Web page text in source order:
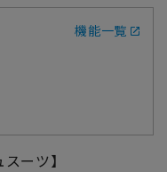
機能一覧
ーツ】